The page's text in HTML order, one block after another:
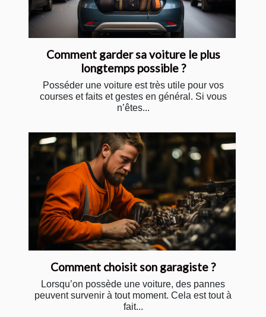
Comment garder sa voiture le plus
longtemps possible ?
Posséder une voiture est très utile pour vos
courses et faits et gestes en général. Si vous
n’êtes...
Comment choisit son garagiste ?
Lorsqu’on possède une voiture, des pannes
peuvent survenir à tout moment. Cela est tout à
fait...